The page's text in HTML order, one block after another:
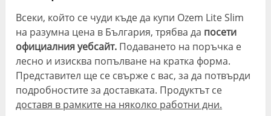
Всеки, който се чуди къде да купи Ozem Lite Slim
на разумна цена в България, трябва да посети
официалния уебсайт. Подаването на поръчка е
лесно и изисква попълване на кратка форма.
Представител ще се свърже с вас, за да потвърди
подробностите за доставката. Продуктът се
доставя в рамките на няколко работни дни.